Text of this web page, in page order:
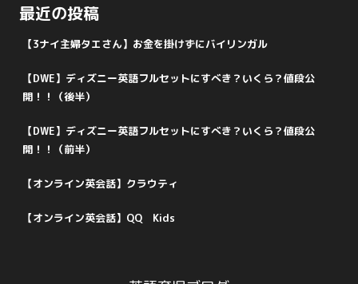
最近の投稿
【3ナイ主婦タエさん】お金を掛けずにバイリンガル
【DWE】ディズニー英語フルセットにすべき？いくら？値段公
開！！（後半）
【DWE】ディズニー英語フルセットにすべき？いくら？値段公
開！！（前半）
【オンライン英会話】クラウティ
【オンライン英会話】QQ Kids